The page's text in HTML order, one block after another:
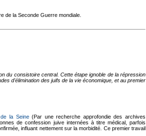
de la Seconde Guerre mondiale.
du consistoire central. Cette étape ignoble de la répression
d'élimination des juifs de la vie économique, et au premier
de la Seine(Par une recherche approfondie des archives
de confession juive internées à titre médical, parfois
influant nettement sur la morbidité. Ce premier travail